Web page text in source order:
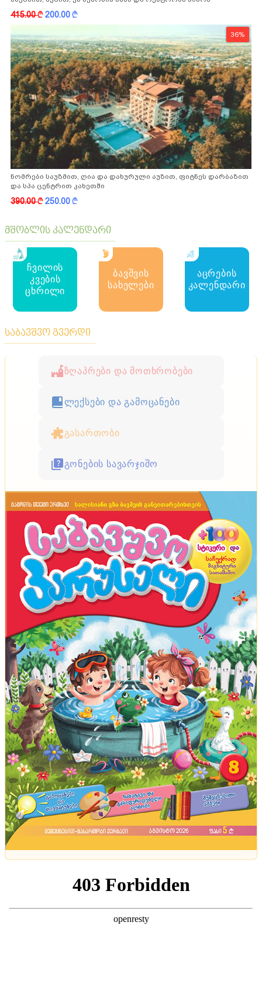
ფასდაკლებით
415.00k200.00k
36%
ნომრები საუზმით, ღია და დახურული აუზით, ფიტნეს დარბაზით
და სპა ცენტრით კახეთში
390.00k250.00k
მშობლის კალენდარი
ჩვილის
კვების
ცხრილი
ბავშვის
სახელები
აცრების
კალენდარი
საბავშვო გვერდი
ზღაპრები და მოთხრობები
ლექსები და გამოცანები
გასართობი
გონების სავარჯიშო